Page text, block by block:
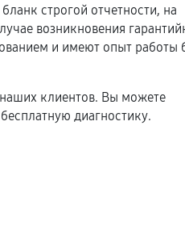
строгой отчетности, на
возникновения
и имеют опыт работы
клиентов. Вы можете
диагностику.